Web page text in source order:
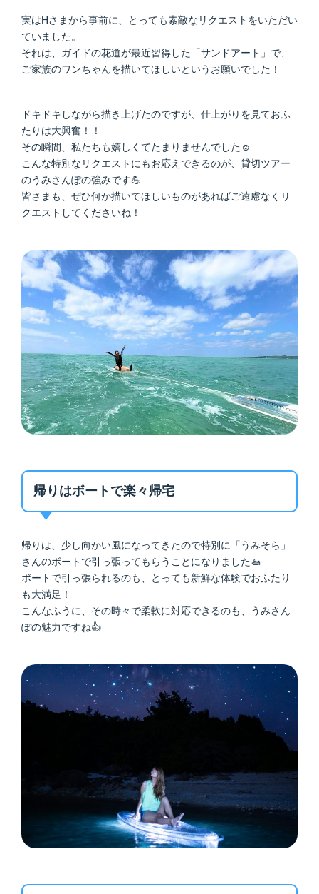
実はHさまから事前に、とっても素敵なリクエストをいただい
ていました。
それは、ガイドの花道が最近習得した「サンドアート」で、
ご家族のワンちゃんを描いてほしいというお願いでした！
ドキドキしながら描き上げたのですが、仕上がりを見ておふ
たりは大興奮！！
その瞬間、私たちも嬉しくてたまりませんでした☺️
こんな特別なリクエストにもお応えできるのが、貸切ツアー
のうみさんぽの強みです💪
皆さまも、ぜひ何か描いてほしいものがあればご遠慮なくリ
クエストしてくださいね！
帰りはボートで楽々帰宅
帰りは、少し向かい風になってきたので特別に「うみそら」
さんのボートで引っ張ってもらうことになりました🚤
ボートで引っ張られるのも、とっても新鮮な体験でおふたり
も大満足！
こんなふうに、その時々で柔軟に対応できるのも、うみさん
ぽの魅力ですね👍